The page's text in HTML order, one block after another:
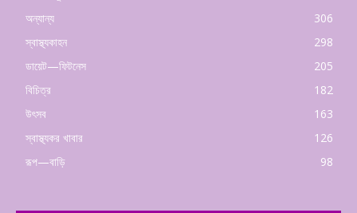
অন্যান্য
306
স্বাস্থ্যকাহন
298
ডায়েট—ফিটনেস
205
বিচিত্র
182
উৎসব
163
স্বাস্থ্যকর খাবার
126
রূপ—বাড়ি
98